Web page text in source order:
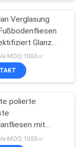
Verglasung
Glanz
von Farben
MOQ:1000㎡
polierte
mit
Kante Matte
MOQ:1000㎡